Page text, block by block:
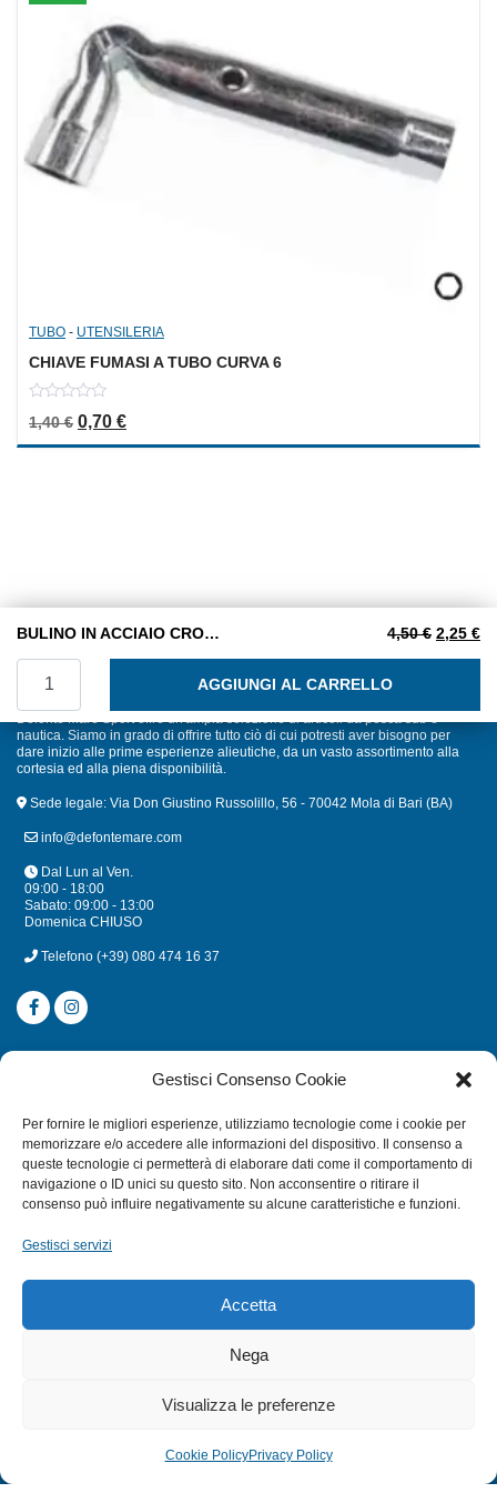
Gestisci Consenso Cookie
Per fornire le migliori esperienze, utilizziamo tecnologie come i cookie per
memorizzare e/o accedere alle informazioni del dispositivo. Il consenso a
queste tecnologie ci permetterà di elaborare dati come il comportamento di
navigazione o ID unici su questo sito. Non acconsentire o ritirare il
consenso può influire negativamente su alcune caratteristiche e funzioni.
Gestisci servizi
Accetta
Nega
Visualizza le preferenze
Cookie PolicyPrivacy Policy
TUBO - UTENSILERIA
CHIAVE FUMASI A TUBO CURVA 6
out
1,40€ Il prezzo originale era: 1,40 €.
0,70 €Il prezzo attuale è: 0,70 €.
BULINO IN ACCIAIO CROMO VANADIO 8X120 4,50€ Il
2,25 €Il
AGGIUNGI AL CARRELLO
nautica. Siamo in grado di offrire tutto ciò di cui potresti aver bisogno per
dare inizio alle prime esperienze alieutiche, da un vasto assortimento alla
cortesia ed alla piena disponibilità.
Sede legale: Via Don Giustino Russolillo, 56 - 70042 Mola di Bari (BA)
info@defontemare.com
Dal Lun al Ven.
09:00 - 18:00
Sabato: 09:00 - 13:00
Domenica CHIUSO
Telefono (+39) 080 474 16 37
CATEGORIE
MULINELLI
CANNE
ACCESSORI NAUTICI
TERMINI E CONDIZIONI